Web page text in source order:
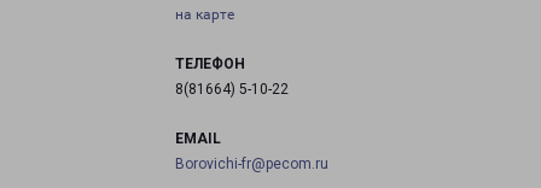
на карте
ТЕЛЕФОН
8(81664) 5-10-22
EMAIL
Borovichi-fr@pecom.ru